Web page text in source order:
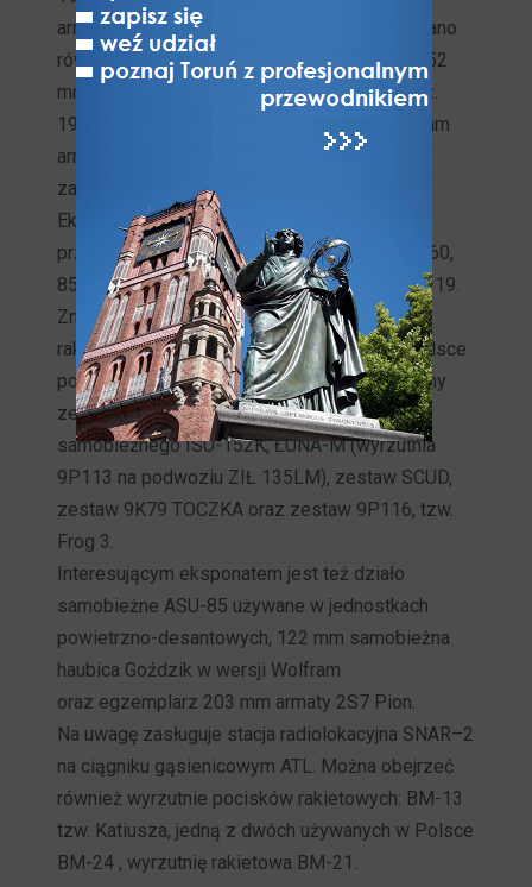
armatę polową wz. 1944 BS-3. Wyeksponowano
również działa polowe: haubico-armata kal. 152
mm wz. 1937 ML-20, haubica kal. 122 mm wz.
1938 M-30, haubicę 152 mm wz. 1943, 130 mm
armata polowa M-46. Na szczególną uwagę
zasługuje moździerz kal. 240 mm M-240.
Eksponowany jest również sprzęt artylerii
przeciwlotniczej w postaci: armaty 57 mm S-60,
85 mm wz. 1939 KS-12 i 100 mm armaty KS-19.
Znacząca część ekspozycji stanowi sprzęt
rakietowy. Muzeum Artylerii jako jedyne w Polsce
posiada komplet tego sprzętu. Są to: taktyczny
zestaw rakietowy R-11M na podwoziu działa
samobieżnego ISU-152K, ŁUNA-M (wyrzutnia
9P113 na podwoziu ZIŁ 135LM), zestaw SCUD,
zestaw 9K79 TOCZKA oraz zestaw 9P116, tzw.
Frog 3.
Interesującym eksponatem jest też działo
samobieżne ASU-85 używane w jednostkach
powietrzno-desantowych, 122 mm samobieżna
haubica Goździk w wersji Wolfram
oraz egzemplarz 203 mm armaty 2S7 Pion.
Na uwagę zasługuje stacja radiolokacyjna SNAR–2
na ciągniku gąsienicowym ATL. Można obejrzeć
również wyrzutnie pocisków rakietowych: BM-13
tzw. Katiusza, jedną z dwóch używanych w Polsce
BM-24 , wyrzutnię rakietowa BM-21.